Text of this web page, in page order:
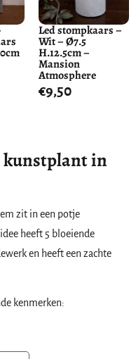
in
zit in een potje
heeft 5 bloeiende
en heeft een zachte
kenmerken:
Led stompkaars –
Wit – Ø7.5
H.12.5cm –
Mansion
Atmosphere
€9,50